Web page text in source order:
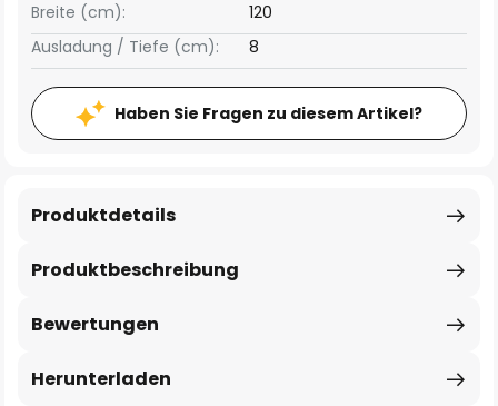
Breite (cm): 120
Ausladung / Tiefe (cm): 8
Haben Sie Fragen zu diesem Artikel?
Produktbeschreibung
Produktdetails
Bewertungen
Herunterladen